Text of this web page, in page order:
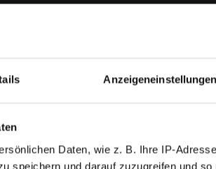
Anzeigeneinstellungen
Daten, wie z. B. Ihre IP-
speichern und darauf zuzugreifen und